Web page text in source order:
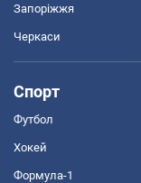
Запоріжжя
Черкаси
Спорт
Футбол
Хокей
Формула-1